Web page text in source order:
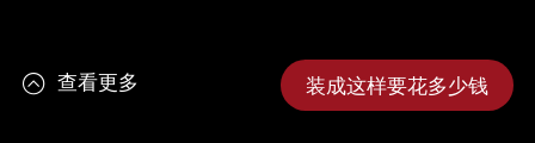
 查看更多 装成这样要花多少钱